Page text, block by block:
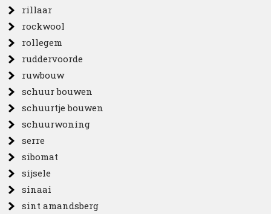
rillaar
rockwool
rollegem
ruddervoorde
ruwbouw
schuur bouwen
schuurtje bouwen
schuurwoning
serre
sibomat
sijsele
sinaai
sint amandsberg